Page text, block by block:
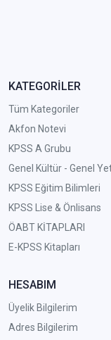
KATEGORİLER
Tüm Kategoriler
Akfon Notevi
KPSS A Grubu
Genel Kültür - Genel
KPSS Eğitim Bilimleri
KPSS Lise & Önlisans
ÖABT KİTAPLARI
E-KPSS Kitapları
HESABIM
Üyelik Bilgilerim
Adres Bilgilerim